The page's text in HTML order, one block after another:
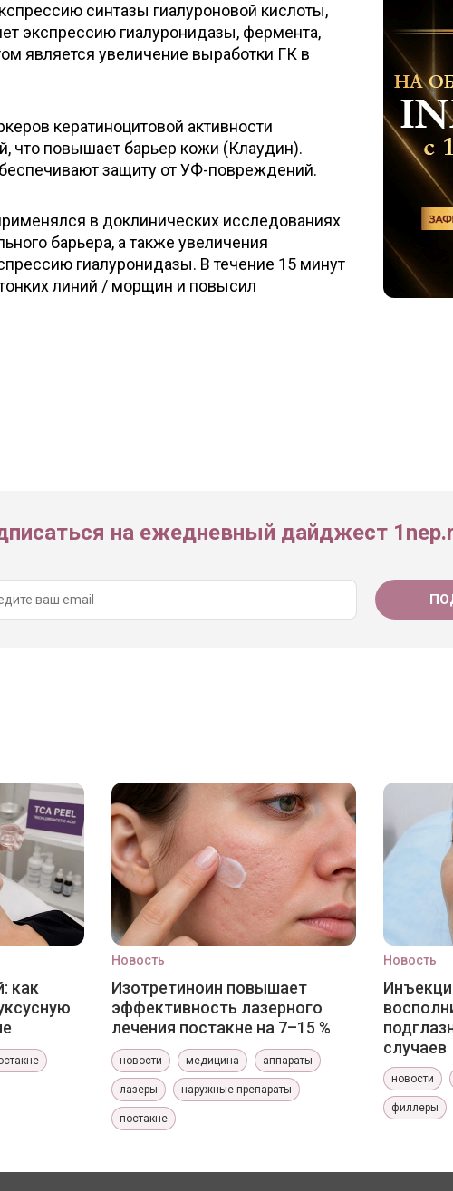
синтазы гиалуроновой кислоты,
экспрессию гиалуронидазы, фермента,
является увеличение выработки ГК в
кератиноцитовой активности
что повышает барьер кожи (Клаудин).
защиту от УФ-повреждений.
в доклинических исследованиях
барьера, а также увеличения
гиалуронидазы. В течение 15 минут
линий / морщин и повысил
на ежедневный дайджест
как
Новость
Изотретиноин повышает
эффективность лазерного
лечения постакне на 7–15 %
новости медицина аппараты
лазеры наружные препараты
постакне
Новость
случаев
новости
филлеры